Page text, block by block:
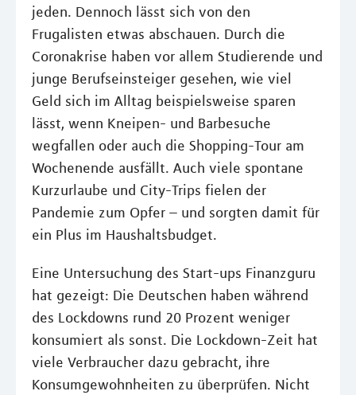
jeden. Dennoch lässt sich von den
Frugalisten etwas abschauen. Durch die
Coronakrise haben vor allem Studierende und
junge Berufseinsteiger gesehen, wie viel
Geld sich im Alltag beispielsweise sparen
lässt, wenn Kneipen- und Barbesuche
wegfallen oder auch die Shopping-Tour am
Wochenende ausfällt. Auch viele spontane
Kurzurlaube und City-Trips fielen der
Pandemie zum Opfer – und sorgten damit für
ein Plus im Haushaltsbudget.
Eine Untersuchung des Start-ups Finanzguru
hat gezeigt: Die Deutschen haben während
des Lockdowns rund 20 Prozent weniger
konsumiert als sonst. Die Lockdown-Zeit hat
viele Verbraucher dazu gebracht, ihre
Konsumgewohnheiten zu überprüfen. Nicht